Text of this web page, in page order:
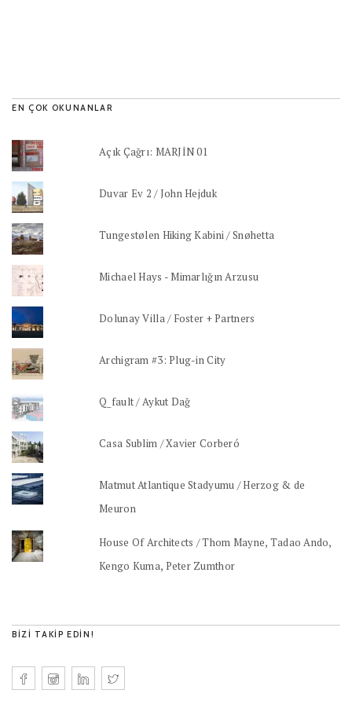
EN ÇOK OKUNANLAR
Açık Çağrı: MARJİN 01
Duvar Ev 2 / John Hejduk
Tungestølen Hiking Kabini / Snøhetta
Michael Hays - Mimarlığın Arzusu
Dolunay Villa / Foster + Partners
Archigram #3: Plug-in City
Q_fault / Aykut Dağ
Casa Sublim / Xavier Corberó
Matmut Atlantique Stadyumu / Herzog & de
Meuron
House Of Architects / Thom Mayne, Tadao Ando,
Kengo Kuma, Peter Zumthor
BIZI TAKIP EDIN!